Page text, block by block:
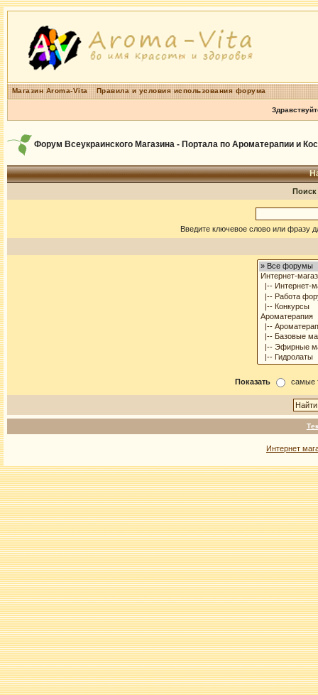
Магазин Aroma-Vita Правила и условия использования форума
Форум Всеукраинского Магазина - Портала по Ароматерапии и
Введите ключевое слово или фразу
Показать самые
Интернет